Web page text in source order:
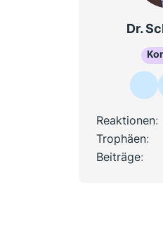
Dr.
Reaktionen
Trophäen
Beiträge